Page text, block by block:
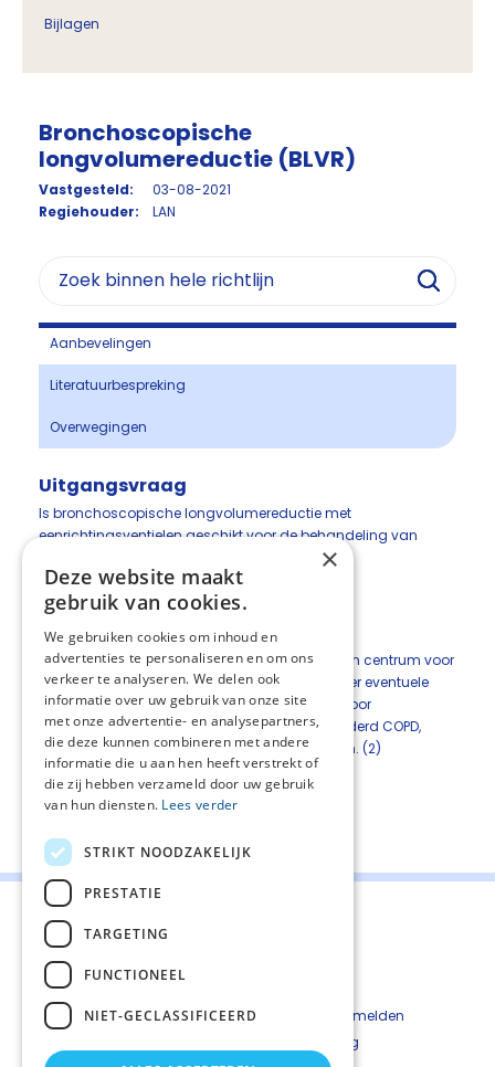
Bijlagen
Bronchoscopische
longvolumereductie (BLVR)
Vastgesteld:
03-08-2021
Regiehouder:
LAN
Aanbevelingen
Literatuurbespreking
Overwegingen
Uitgangsvraag
Is bronchoscopische longvolumereductie met
eenrichtingsventielen geschikt voor de behandeling van
dyspneu bij mensen met gevorderd COPD?
Methode: consensus-based
Aanbeveling
Overleg als longarts laagdrempelig met een centrum voor
bronchoscopische longvolumereductie over eventuele
doorverwijzing ter beoordeling van opties voor
longvolumereductie bij mensen met gevorderd COPD,
gekenmerkt door hyperinflatie en emfyseem. (2)
Deel deze pagina:
Contact
Kwetsbaarheid melden
Privacyverkaring
×
Deze website maakt
gebruik van cookies.
We gebruiken cookies om inhoud en
advertenties te personaliseren en om ons
verkeer te analyseren. We delen ook
informatie over uw gebruik van onze site
met onze advertentie- en analysepartners,
die deze kunnen combineren met andere
informatie die u aan hen heeft verstrekt of
die zij hebben verzameld door uw gebruik
van hun diensten. Lees verder
STRIKT NOODZAKELIJK
PRESTATIE
TARGETING
FUNCTIONEEL
NIET-GECLASSIFICEERD